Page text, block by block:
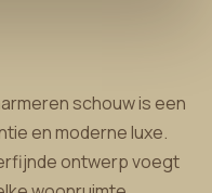
schouw is een
en moderne luxe.
ontwerp voegt